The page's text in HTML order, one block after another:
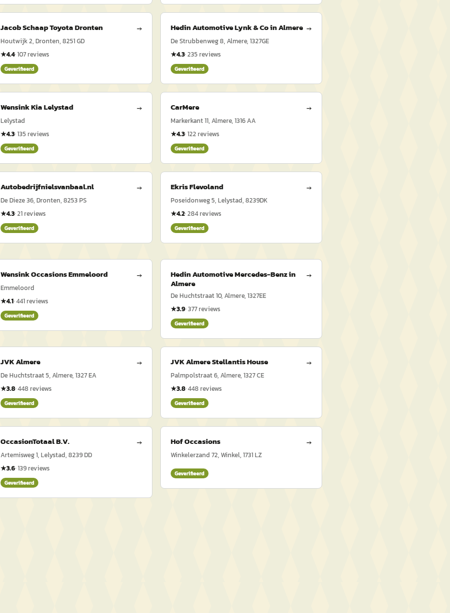
Jacob Schaap Toyota Dronten →
Houtwijk 2, Dronten, 8251 GD
★4.4·107reviews
Geverifieerd
Hedin Automotive Lynk & Co in Almere →
De Strubbenweg 8, Almere, 1327GE
★4.3·235 reviews
Geverifieerd
Wensink Kia Lelystad →
Lelystad
★4.3·135 reviews
Geverifieerd
CarMere →
Markerkant 11, Almere, 1316 AA
★4.3·122 reviews
Geverifieerd
Autobedrijfnielsvanbaal.nl →
De Dieze 36, Dronten, 8253 PS
★4.3·21reviews
Geverifieerd
Ekris Flevoland →
Poseidonweg 5, Lelystad, 8239DK
★4.2·284reviews
Geverifieerd
Wensink Occasions Emmeloord →
Emmeloord
★4.1·441reviews
Geverifieerd
Hedin Automotive Mercedes-Benz in
Almere
→
De Huchtstraat 10, Almere, 1327EE
★3.9·377reviews
Geverifieerd
JVK Almere →
De Huchtstraat 5, Almere, 1327 EA
★3.8·448 reviews
Geverifieerd
JVK Almere Stellantis House →
Palmpolstraat 6, Almere, 1327 CE
★3.8·448 reviews
Geverifieerd
OccasionTotaal B.V. →
Artemisweg 1, Lelystad, 8239 DD
★3.6·139reviews
Geverifieerd
Hof Occasions →
Winkelerzand 72, Winkel, 1731 LZ
Geverifieerd